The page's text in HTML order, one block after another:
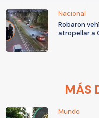
Nacional
Robaron
atropellar a
MÁS
Mundo